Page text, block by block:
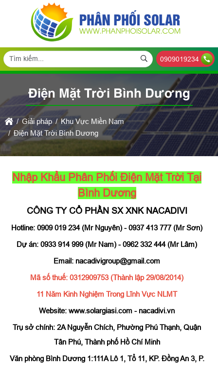
0909019234
Điện Mặt Trời Bình Dương
Giải pháp
Khu Vực Miền Nam
Điện Mặt Trời Bình Dương
Nhập Khẩu Phân Phối Điện Mặt Trời Tại
Bình Dương
CÔNG TY CỔ PHẦN SX XNK NACADIVI
Hotline: 0909 019 234 (Mr Nguyên) - 0937 413 777 (Mr Sơn)
Dự án: 0933 914 999 (Mr Nam) - 0962 332 444 (Mr Lâm)
Email: nacadivigroup@gmail.com
Mã số thuế: 0312909753 (Thành lập 29/08/2014)
11 Năm Kinh Nghiệm Trong Lĩnh Vực NLMT
Website: www.solargiasi.com - nacadivi.vn
Trụ sở chính: 2A Nguyễn Chích, Phường Phú Thạnh, Quận
Tân Phú, Thành phố Hồ Chí Minh
Văn phòng Bình Dương 1:111A Lô 1, Tổ 11, KP. Đồng An 3, P.